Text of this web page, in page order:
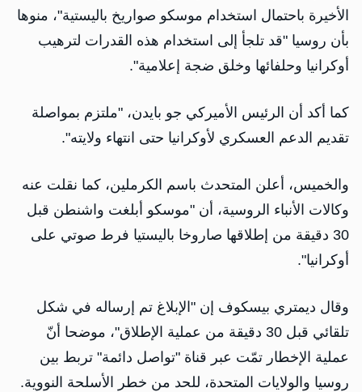
الأخيرة باحتمال استخدام موسكو صواريخ باليستية"، منوها
بأن روسيا "قد تلجأ إلى استخدام هذه القدرات لترهيب
أوكرانيا وحلفائها وخلق ضجة إعلامية".
كما أكد أن الرئيس الأميركي جو بايدن، "ملتزم بمواصلة
تقديم الدعم العسكري لأوكرانيا حتى انتهاء ولايته".
والخميس، أعلن المتحدث باسم الكرملين، كما نقلت عنه
وكالات الأنباء الروسية، أن "موسكو أبلغت واشنطن قبل
30 دقيقة من إطلاقها صاروخا باليستيا فرط صوتي على
أوكرانيا".
وقال ديمتري بيسكوف إن "الإبلاغ تم إرساله في شكل
تلقائي قبل 30 دقيقة من عملية الإطلاق"، موضحا أنّ
عملية الإخطار تمّت عبر قناة "تواصل دائمة" تربط بين
روسيا والولايات المتحدة، للحد من خطر الأسلحة النووية.